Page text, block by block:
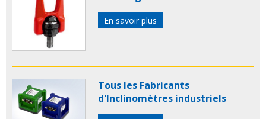
En savoir plus
Tous les Fabricants
d'Inclinomètres industriels